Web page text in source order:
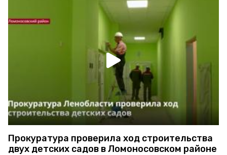
Прокуратура проверила ход строительства
двух детских садов в Ломоносовском районе